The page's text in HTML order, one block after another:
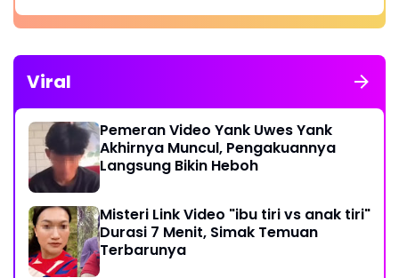
Viral
Pemeran Video Yank Uwes Yank
Akhirnya Muncul, Pengakuannya
Langsung Bikin Heboh
Misteri Link Video "ibu tiri vs anak tiri"
Durasi 7 Menit, Simak Temuan
Terbarunya